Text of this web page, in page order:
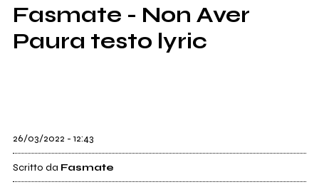
SHOP
RADIO
Fasmate - Non Aver
Paura testo lyric
26/03/2022 - 12:43
Scritto da Fasmate